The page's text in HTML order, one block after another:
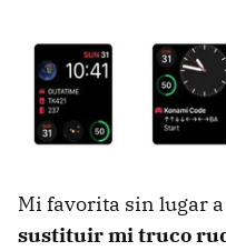
Mi favorita sin lugar
sustituir mi truco